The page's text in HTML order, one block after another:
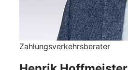
Zahlungsverkehrsberater